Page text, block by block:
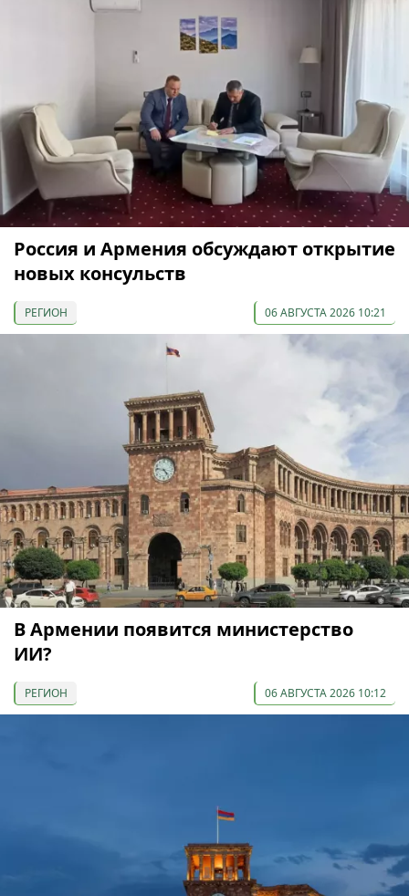
Россия и Армения обсуждают открытие
новых консульств
РЕГИОН 06 АВГУСТА 2026 10:21
В Армении появится министерство
ИИ?
РЕГИОН 06 АВГУСТА 2026 10:12